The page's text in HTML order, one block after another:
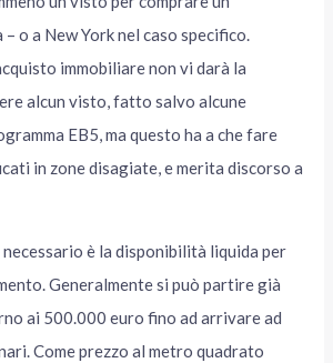
o a New York nel caso specifico.
immobiliare non vi darà la
alcun visto, fatto salvo alcune
EB5, ma questo ha a che fare
in zone disagiate, e merita discorso a
necessario è la disponibilità liquida per
Generalmente si può partire già
ai 500.000 euro fino ad arrivare ad
Come prezzo al metro quadrato